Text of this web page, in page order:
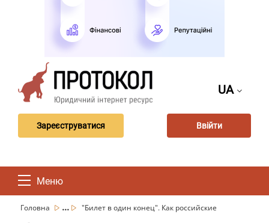
UA
Зареєструватися Ввійти
Меню
Головна ...
"Билет в один конец". Как российские